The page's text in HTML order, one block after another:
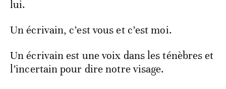
lui.
Un écrivain, c’est vous et c’est moi.
Un écrivain est une voix dans les ténèbres et
l’incertain pour dire notre visage.